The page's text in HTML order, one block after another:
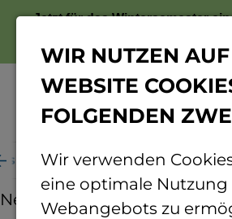
Jetzt für das Wintersemester
- Unsere Ausstellung
News
WIR NUTZEN
WEBSITE
FOLGENDEN
Wir verwenden
eine optimale Nutzung
Webangebots zu